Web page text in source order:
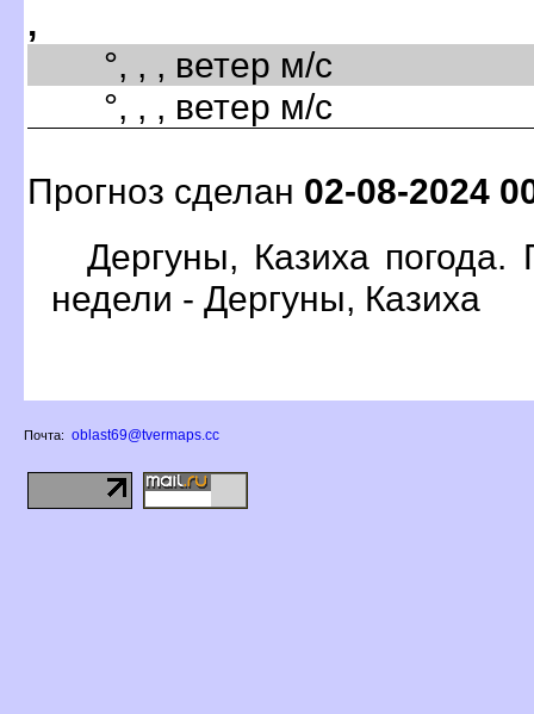
,
°, , , ветер м/с
°, , , ветер м/с
Прогноз сделан 02-08-2024
Дергуны, Казиха погода.
недели - Дергуны, Казиха
Почта: oblast69@tvermaps.cc